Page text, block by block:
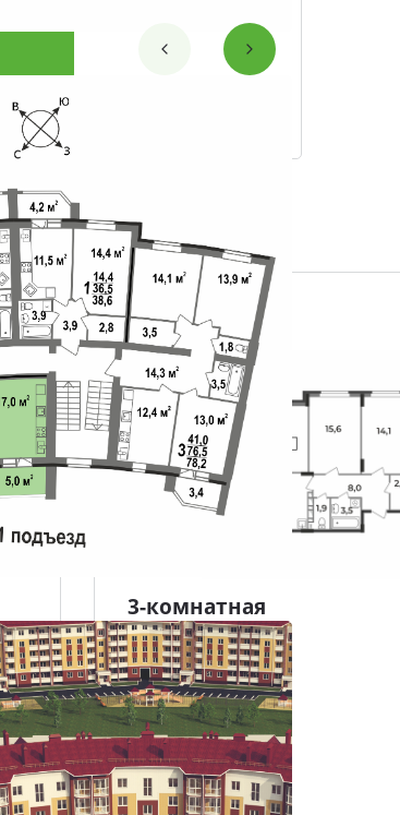
планировки
3-комнатная
79.4 м²
Проект
ЖК Чайковский
Дом
ЖК Чайковский
Этаж
2/17